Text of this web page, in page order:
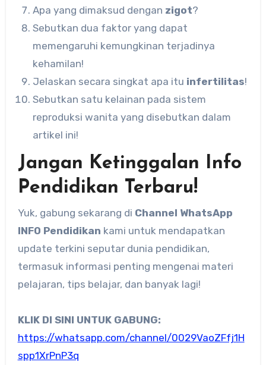
Apa yang dimaksud dengan zigot?
Sebutkan dua faktor yang dapat
memengaruhi kemungkinan terjadinya
kehamilan!
Jelaskan secara singkat apa itu infertilitas!
Sebutkan satu kelainan pada sistem
reproduksi wanita yang disebutkan dalam
artikel ini!
Jangan Ketinggalan Info
Pendidikan Terbaru!
Yuk, gabung sekarang di Channel WhatsApp
INFO Pendidikan kami untuk mendapatkan
update terkini seputar dunia pendidikan,
termasuk informasi penting mengenai materi
pelajaran, tips belajar, dan banyak lagi!
KLIK DI SINI UNTUK GABUNG:
https://whatsapp.com/channel/0029VaoZFfj1H
spp1XrPnP3q